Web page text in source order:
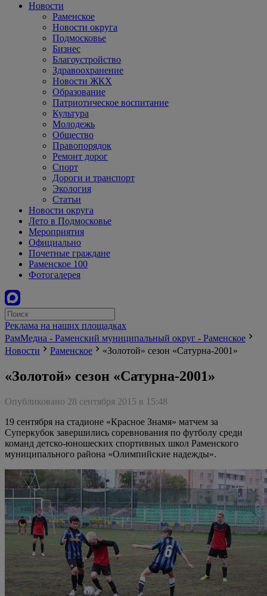
Новости
Раменское
Новости округа
Подмосковье
Бизнес
Благоустройство
Здравоохранение
Новости ЖКХ
Образование
Патриотическое воспитание
Культура
Молодежь
Общество
Правопорядок
Ремонт дорог
Спорт
Дороги и транспорт
Экология
Статьи
Новости округа
Лето в Подмосковье
Мероприятия
Официально
Почетные граждане
Раменское 100
Фотогалерея
Реклама на наших площадках
РамМедиа - Раменский муниципальный округ - Раменское
Новости
Раменское «Золотой» сезон «Сатурна-2001»
«Золотой» сезон «Сатурна-2001»
Опубликовано 28 сентября 2015 в 15:48
19 сентября на стадионе «Красное Знамя» матчем за
Суперкубок завершились соревнования по футболу среди
команд детско-юношеских спортивных школ Раменского
муниципального района «Олимпийские надежды».